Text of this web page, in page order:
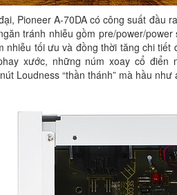
Pioneer A-70DA có công suất đầu
tránh nhiễu gồm pre/power/
nhiễu tối ưu và đồng thời tăng chi
xước, những núm xoay cổ
Loudness “thần thánh” mà hầu